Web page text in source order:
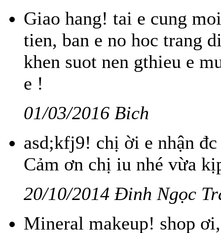
Giao hang! tai e cung
tien, ban e no hoc trang
khen suot nen gthieu e
e !
01/03/2016 Bich
asd;kfj9! chị ời e nhận
Cảm ơn chị iu nhé vừa
20/10/2014 Đinh Ngọc
Mineral makeup! shop